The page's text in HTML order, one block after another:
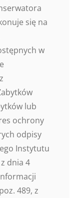
się na
w
lub
ochrony
odpisy
Instytutu
dnia 4
489, z